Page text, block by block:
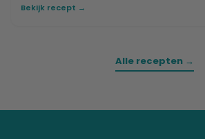
Bekijk recept →
Alle recepten →